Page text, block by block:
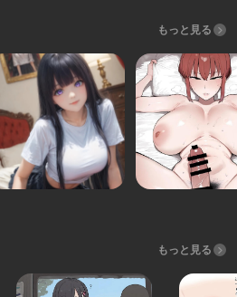
もっと見る
もっと見る